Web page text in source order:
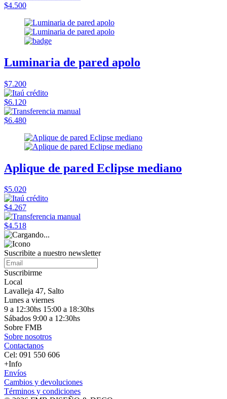
$4.500
Luminaria de pared apolo
$7.200
$6.120
$6.480
Aplique de pared Eclipse mediano
$5.020
$4.267
$4.518
Suscribite a nuestro newsletter
Suscribirme
Local
Lavalleja 47, Salto
Lunes a viernes
9 a 12:30hs 15:00 a 18:30hs
Sábados 9:00 a 12:30hs
Sobre FMB
Sobre nosotros
Contactanos
Cel: 091 550 606
+Info
Envíos
Cambios y devoluciones
Términos y condiciones